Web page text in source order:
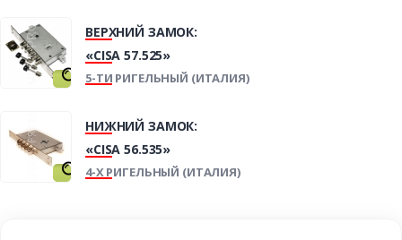
ВЕРХНИЙ ЗАМОК:
«CISA 57.525»
5-ТИ РИГЕЛЬНЫЙ (ИТАЛИЯ)
НИЖНИЙ ЗАМОК:
«CISA 56.535»
4-Х РИГЕЛЬНЫЙ (ИТАЛИЯ)